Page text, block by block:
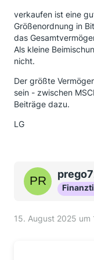
verkaufen ist eine
Größenordnung in
das
Als kleine
nicht.
Der größte
sein - zwischen
Beiträge dazu.
LG
15. August 2025 um